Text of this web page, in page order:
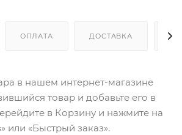
ОПЛАТА ДОСТАВКА
в нашем интернет-магазине
товар и добавьте его в
в Корзину и нажмите на
или «Быстрый заказ».